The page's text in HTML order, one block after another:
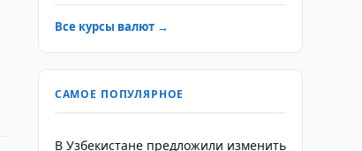
Все курсы валют →
САМОЕ ПОПУЛЯРНОЕ
В Узбекистане предложили изменить